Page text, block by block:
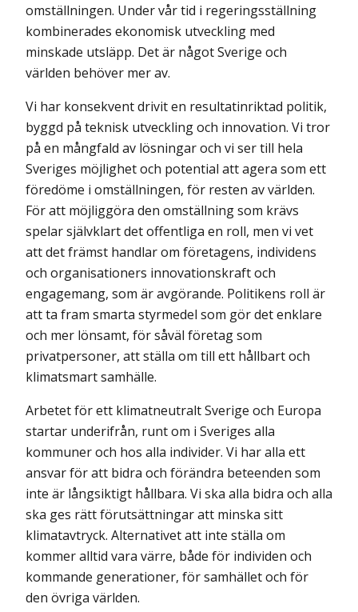
omställningen. Under vår tid i regeringsställning
kombinerades ekonomisk utveckling med
minskade utsläpp. Det är något Sverige och
världen behöver mer av.
Vi har konsekvent drivit en resultatinriktad politik,
byggd på teknisk utveckling och innovation. Vi tror
på en mångfald av lösningar och vi ser till hela
Sveriges möjlighet och potential att agera som ett
föredöme i omställningen, för resten av världen.
För att möjliggöra den omställning som krävs
spelar självklart det offentliga en roll, men vi vet
att det främst handlar om företagens, individens
och organisationers innovationskraft och
engagemang, som är avgörande. Politikens roll är
att ta fram smarta styrmedel som gör det enklare
och mer lönsamt, för såväl företag som
privatpersoner, att ställa om till ett hållbart och
klimatsmart samhälle.
Arbetet för ett klimatneutralt Sverige och Europa
startar underifrån, runt om i Sveriges alla
kommuner och hos alla individer. Vi har alla ett
ansvar för att bidra och förändra beteenden som
inte är långsiktigt hållbara. Vi ska alla bidra och alla
ska ges rätt förutsättningar att minska sitt
klimatavtryck. Alternativet att inte ställa om
kommer alltid vara värre, både för individen och
kommande generationer, för samhället och för
den övriga världen.